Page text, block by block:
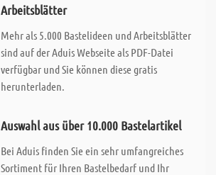
Arbeitsblätter
Mehr als 5.000 Bastelideen und Arbeitsblätter
sind auf der Aduis Webseite als PDF-Datei
verfügbar und Sie können diese gratis
herunterladen.
Auswahl aus über 10.000 Bastelartikel
Bei Aduis finden Sie ein sehr umfangreiches
Sortiment für Ihren Bastelbedarf und Ihr